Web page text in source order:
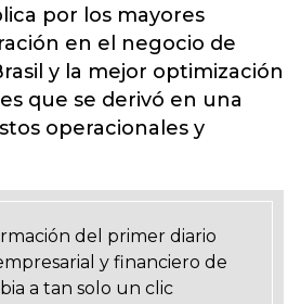
por los mayores
en el negocio de
y la mejor optimización
que se derivó en una
operacionales y
del primer diario
y financiero de
a tan solo un clic